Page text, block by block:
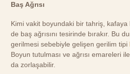
Baş Ağrısı
Kimi vakit boyundaki bir tahriş, kafaya
de baş ağrısını tesirinde bırakır. Bu
gerilmesi sebebiyle gelişen gerilim tipi
Boyun tutulması ve ağrısı emareleri
da zorlaşabilir.